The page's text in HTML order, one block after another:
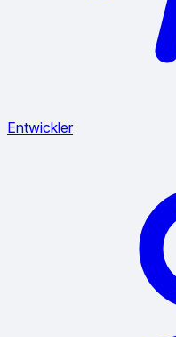
Entwickler